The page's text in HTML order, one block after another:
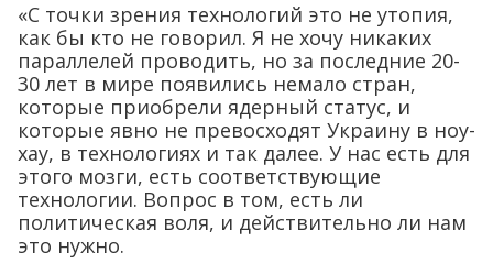
«С точки зрения технологий это не утопия,
как бы кто не говорил. Я не хочу никаких
параллелей проводить, но за последние 20-
30 лет в мире появились немало стран,
которые приобрели ядерный статус, и
которые явно не превосходят Украину в ноу-
хау, в технологиях и так далее. У нас есть для
этого мозги, есть соответствующие
технологии. Вопрос в том, есть ли
политическая воля, и действительно ли нам
это нужно.